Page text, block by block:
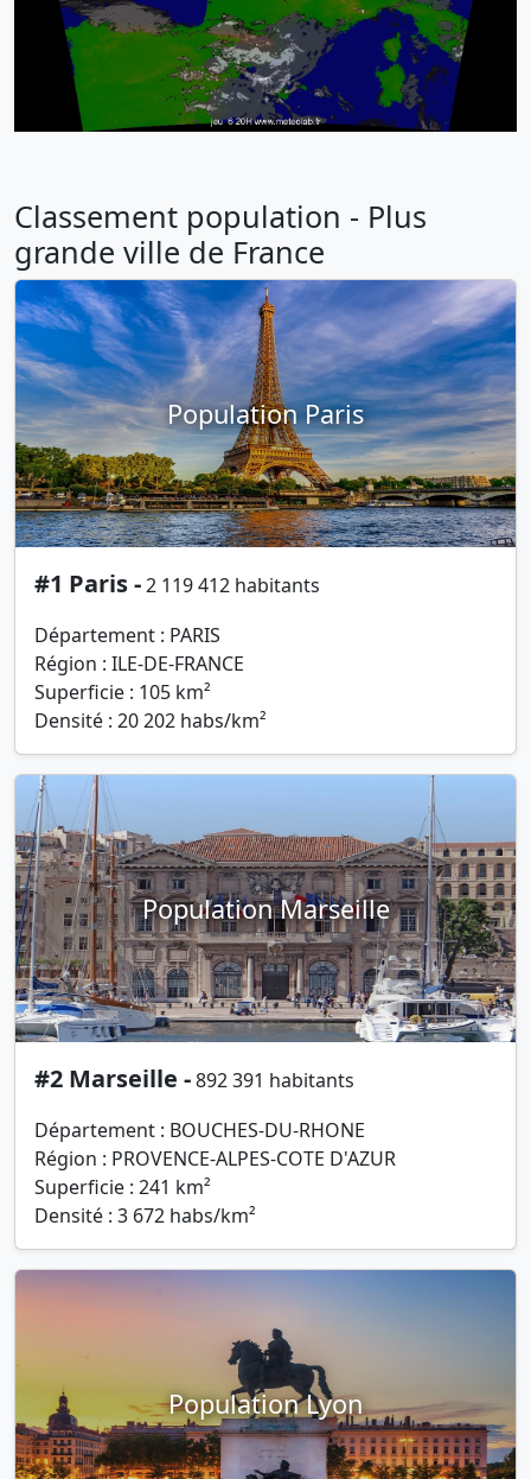
Classement population - Plus
grande ville de France
Population Paris
#1 Paris -2 119 412 habitants
Département : PARIS
Région : ILE-DE-FRANCE
Superficie : 105 km²
Densité : 20 202 habs/km²
Population Marseille
#2 Marseille -892 391 habitants
Département : BOUCHES-DU-RHONE
Région : PROVENCE-ALPES-COTE D'AZUR
Superficie : 241 km²
Densité : 3 672 habs/km²
Population Lyon